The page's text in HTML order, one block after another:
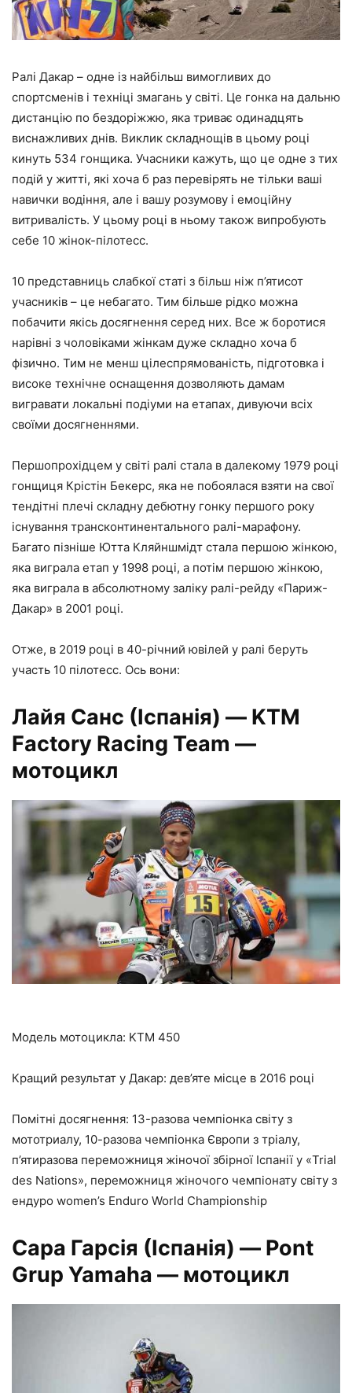
Ралі Дакар – одне із найбільш вимогливих до
спортсменів і техніці змагань у світі. Це гонка на дальню
дистанцію по бездоріжжю, яка триває одинадцять
виснажливих днів. Виклик складнощів в цьому році
кинуть 534 гонщика. Учасники кажуть, що це одне з тих
подій у житті, які хоча б раз перевірять не тільки ваші
навички водіння, але і вашу розумову і емоційну
витривалість. У цьому році в ньому також випробують
себе 10 жінок-пілотесс.
10 представниць слабкої статі з більш ніж п’ятисот
учасників – це небагато. Тим більше рідко можна
побачити якісь досягнення серед них. Все ж боротися
нарівні з чоловіками жінкам дуже складно хоча б
фізично. Тим не менш цілеспрямованість, підготовка і
високе технічне оснащення дозволяють дамам
вигравати локальні подіуми на етапах, дивуючи всіх
своїми досягненнями.
Першопрохідцем у світі ралі стала в далекому 1979 році
гонщиця Крістін Бекерс, яка не побоялася взяти на свої
тендітні плечі складну дебютну гонку першого року
існування трансконтинентального ралі-марафону.
Багато пізніше Ютта Кляйншмідт стала першою жінкою,
яка виграла етап у 1998 році, а потім першою жінкою,
яка виграла в абсолютному заліку ралі-рейду «Париж-
Дакар» в 2001 році.
Отже, в 2019 році в 40-річний ювілей у ралі беруть
участь 10 пілотесс. Ось вони:
Лайя Санс (Іспанія) — KTM
Factory Racing Team —
мотоцикл
Модель мотоцикла: KTM 450
Кращий результат у Дакар: дев’яте місце в 2016 році
Помітні досягнення: 13-разова чемпіонка світу з
мототриалу, 10-разова чемпіонка Європи з тріалу,
п’ятиразова переможниця жіночої збірної Іспанії у «Trial
des Nations», переможниця жіночого чемпіонату світу з
ендуро women’s Enduro World Championship
Сара Гарсія (Іспанія) — Pont
Grup Yamaha — мотоцикл